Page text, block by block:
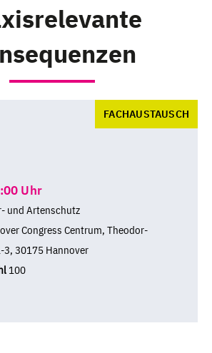
FACHAUSTAUSCH
Uhr
und Artenschutz
Congress Centrum, Theodor-
3, 30175 Hannover
100